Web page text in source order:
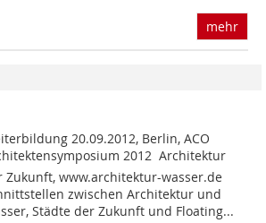
mehr
20.09.2012, Berlin, ACO
2012  Architektur
Zukunft, www.architektur-wasser.de
zwischen Architektur und
Städte der Zukunft und Floating...